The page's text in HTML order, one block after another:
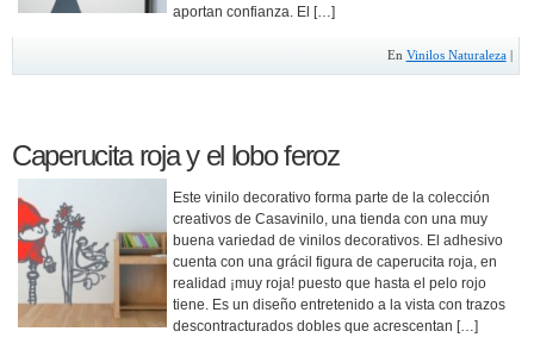
aportan confianza. El […]
En Vinilos Naturaleza|
Caperucita roja y el lobo feroz
Este vinilo decorativo forma parte de la colección
creativos de Casavinilo, una tienda con una muy
buena variedad de vinilos decorativos. El adhesivo
cuenta con una grácil figura de caperucita roja, en
realidad ¡muy roja! puesto que hasta el pelo rojo
tiene. Es un diseño entretenido a la vista con trazos
descontracturados dobles que acrescentan […]